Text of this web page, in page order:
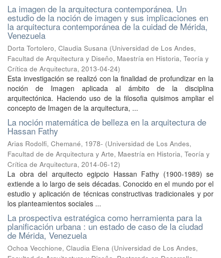
La imagen de la arquitectura contemporánea. Un
estudio de la noción de imagen y sus implicaciones en
la arquitectura contemporánea de la cuidad de Mérida,
Venezuela
Dorta Tortolero, Claudia Susana (Universidad de Los Andes,
Facultad de Arquitectura y Diseño, Maestría en Historia, Teoría y
Crítica de Arquitectura, 2013-04-24)
Esta investigación se realizó con la finalidad de profundizar en la
noción de Imagen aplicada al ámbito de la disciplina
arquitectónica. Haciendo uso de la filosofia quisimos ampliar el
concepto de Imagen de la arquitectura, ...
La noción matemática de belleza en la arquitectura de
Hassan Fathy
Arias Rodolfi, Chemané, 1978- (Universidad de Los Andes,
Facultad de de Arquitectura y Arte, Maestría en Historia, Teoría y
Crítica de Arquitectura, 2014-06-12)
La obra del arquitecto egipcio Hassan Fathy (1900-1989) se
extiende a lo largo de seis décadas. Conocido en el mundo por el
estudio y aplicación de técnicas constructivas tradicionales y por
los planteamientos sociales ...
La prospectiva estratégica como herramienta para la
planificación urbana : un estado de caso de la ciudad
de Mérida, Venezuela
Ochoa Vecchione, Claudia Elena (Universidad de Los Andes,